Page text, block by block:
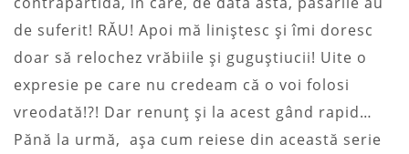
de suferit! RĂU! Apoi mă liniștesc și îmi doresc
doar să relochez vrăbiile și guguștiucii! Uite o
expresie pe care nu credeam că o voi folosi
vreodată!?! Dar renunț și la acest gând rapid…
Pănă la urmă, așa cum reiese din această serie